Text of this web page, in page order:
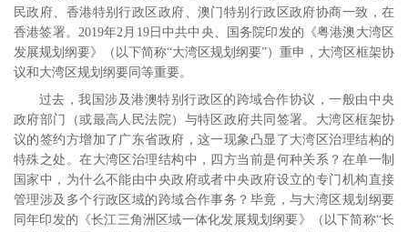
民政府、香港特别行政区政府、澳门特别行政区政府协商一致，在
香港签署。 2019年2月 19日中共中央、国务院印发的《粤港澳大湾区
发展规划纲要》（以下简称“大湾区规划纲要”）重申，大湾区框架协
议和大湾区规划纲要同等重要。
过去，我国涉及港澳特别行政区的跨域合作协议，一般由中央
政府部门（或最高人民法院）与特区政府共同签署。大湾区框架协
议的签约方增加了广东省政府，这一现象凸显了大湾区治理结构的
特殊之处。在大湾区治理结构中，四方当前是何种关系？在单一制
国家中，为什么不能由中央政府或者中央政府设立的专门机构直接
管理涉及多个行政区域的跨域合作事务？毕竟，与大湾区规划纲要
同年印发的《长江三角洲区域一体化发展规划纲要》（以下简称“长